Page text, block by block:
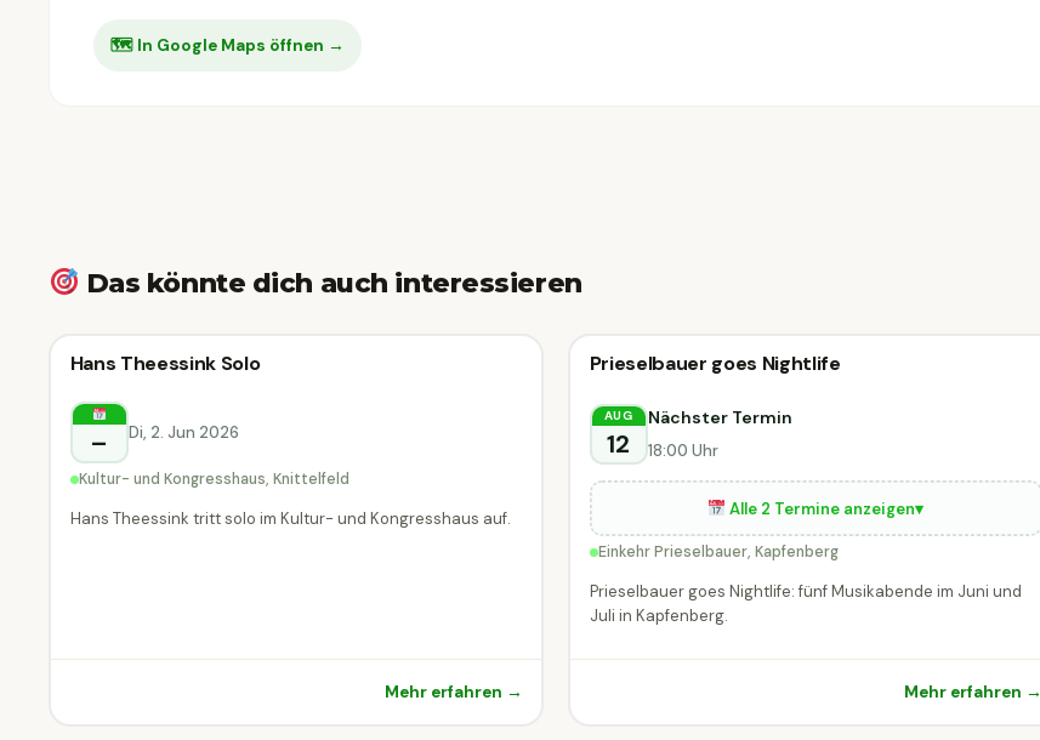
🗺 In Google Maps öffnen →
Das könnte dich auch interessieren
Konzert
Knittelfeld
Konzert
Hans Theessink Solo
– Di, 2. Jun 2026
Kultur- und Kongresshaus, Knittelfeld
Hans Theessink tritt solo im Kultur- und Kongresshaus auf.
Mehr erfahren →
Konzert
Kapfenberg
Konzert
Prieselbauer goes Nightlife
AUG
12
Nächster Termin
18:00 Uhr
Alle 2 Termine anzeigen▾
Einkehr Prieselbauer, Kapfenberg
Prieselbauer goes Nightlife: fünf Musikabende im Juni und
Juli in Kapfenberg.
Mehr erfahren →